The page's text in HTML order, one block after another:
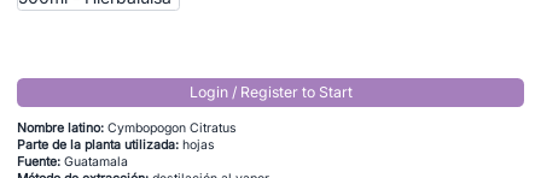
Login / Register to Start
Nombre latino: Cymbopogon Citratus
Parte de la planta utilizada: hojas
Fuente: Guatamala